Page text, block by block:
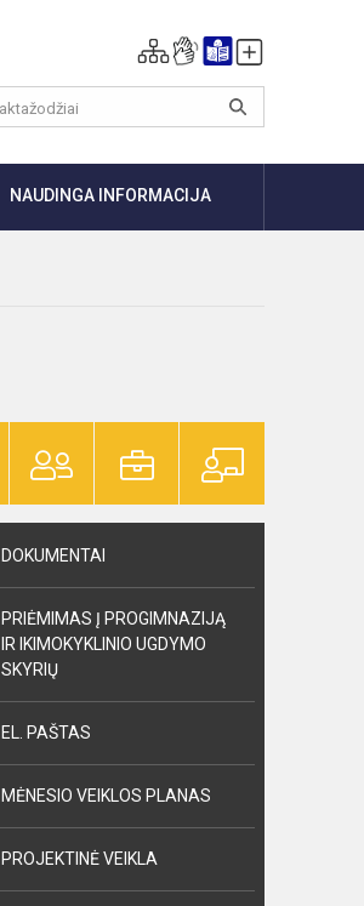
NAUDINGA INFORMACIJA
DOKUMENTAI
PRIĖMIMAS Į PROGIMNAZIJĄ
IR IKIMOKYKLINIO UGDYMO
SKYRIŲ
EL. PAŠTAS
MĖNESIO VEIKLOS PLANAS
PROJEKTINĖ VEIKLA